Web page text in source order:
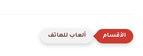
ألعاب للهاتف